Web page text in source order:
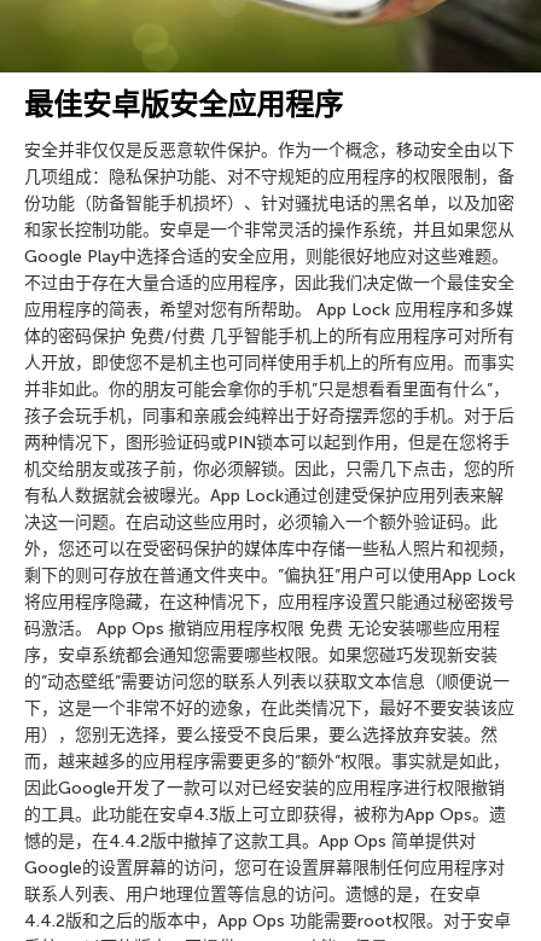
最佳安卓版安全应用程序
安全并非仅仅是反恶意软件保护。作为一个概念，移动安全由以下
几项组成：隐私保护功能、对不守规矩的应用程序的权限限制，备
份功能（防备智能手机损坏）、针对骚扰电话的黑名单，以及加密
和家长控制功能。安卓是一个非常灵活的操作系统，并且如果您从
Google Play中选择合适的安全应用，则能很好地应对这些难题。
不过由于存在大量合适的应用程序，因此我们决定做一个最佳安全
应用程序的简表，希望对您有所帮助。 App Lock 应用程序和多媒
体的密码保护 免费/付费 几乎智能手机上的所有应用程序可对所有
人开放，即使您不是机主也可同样使用手机上的所有应用。而事实
并非如此。你的朋友可能会拿你的手机”只是想看看里面有什么”，
孩子会玩手机，同事和亲戚会纯粹出于好奇摆弄您的手机。对于后
两种情况下，图形验证码或PIN锁本可以起到作用，但是在您将手
机交给朋友或孩子前，你必须解锁。因此，只需几下点击，您的所
有私人数据就会被曝光。App Lock通过创建受保护应用列表来解
决这一问题。在启动这些应用时，必须输入一个额外验证码。此
外，您还可以在受密码保护的媒体库中存储一些私人照片和视频，
剩下的则可存放在普通文件夹中。”偏执狂”用户可以使用App Lock
将应用程序隐藏，在这种情况下，应用程序设置只能通过秘密拨号
码激活。 App Ops 撤销应用程序权限 免费 无论安装哪些应用程
序，安卓系统都会通知您需要哪些权限。如果您碰巧发现新安装
的”动态壁纸”需要访问您的联系人列表以获取文本信息（顺便说一
下，这是一个非常不好的迹象，在此类情况下，最好不要安装该应
用），您别无选择，要么接受不良后果，要么选择放弃安装。然
而，越来越多的应用程序需要更多的”额外”权限。事实就是如此，
因此Google开发了一款可以对已经安装的应用程序进行权限撤销
的工具。此功能在安卓4.3版上可立即获得，被称为App Ops。遗
憾的是，在4.4.2版中撤掉了这款工具。App Ops 简单提供对
Google的设置屏幕的访问，您可在设置屏幕限制任何应用程序对
联系人列表、用户地理位置等信息的访问。遗憾的是，在安卓
4.4.2版和之后的版本中，App Ops 功能需要root权限。对于安卓